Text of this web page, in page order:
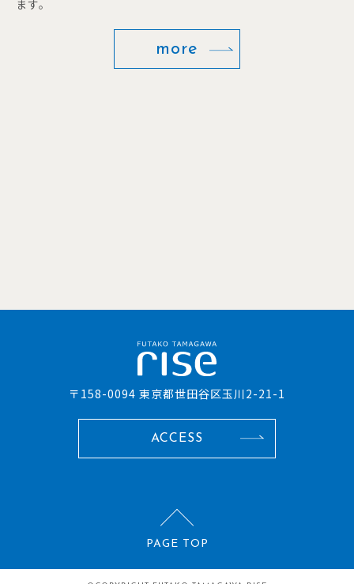
ます。
more
〒158-0094 東京都世田谷区玉川2-21-1
ACCESS
PAGE TOP